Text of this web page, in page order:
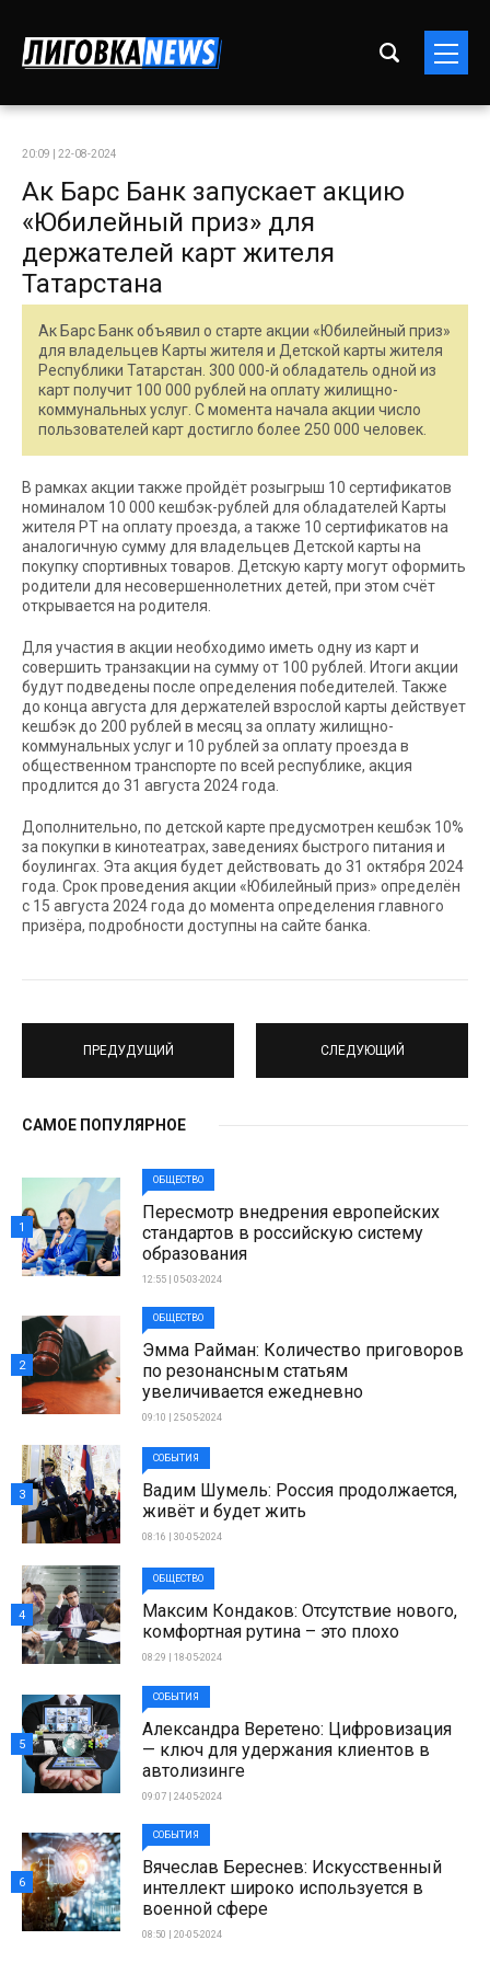
20:09 | 22-08-2024
Ак Барс Банк запускает акцию
«Юбилейный приз» для
держателей карт жителя
Татарстана
Ак Барс Банк объявил о старте акции «Юбилейный приз»
для владельцев Карты жителя и Детской карты жителя
Республики Татарстан. 300 000-й обладатель одной из
карт получит 100 000 рублей на оплату жилищно-
коммунальных услуг. С момента начала акции число
пользователей карт достигло более 250 000 человек.
В рамках акции также пройдёт розыгрыш 10 сертификатов
номиналом 10 000 кешбэк-рублей для обладателей Карты
жителя РТ на оплату проезда, а также 10 сертификатов на
аналогичную сумму для владельцев Детской карты на
покупку спортивных товаров. Детскую карту могут оформить
родители для несовершеннолетних детей, при этом счёт
открывается на родителя.
Для участия в акции необходимо иметь одну из карт и
совершить транзакции на сумму от 100 рублей. Итоги акции
будут подведены после определения победителей. Также
до конца августа для держателей взрослой карты действует
кешбэк до 200 рублей в месяц за оплату жилищно-
коммунальных услуг и 10 рублей за оплату проезда в
общественном транспорте по всей республике, акция
продлится до 31 августа 2024 года.
Дополнительно, по детской карте предусмотрен кешбэк 10%
за покупки в кинотеатрах, заведениях быстрого питания и
боулингах. Эта акция будет действовать до 31 октября 2024
года. Срок проведения акции «Юбилейный приз» определён
с 15 августа 2024 года до момента определения главного
призёра, подробности доступны на сайте банка.
ПРЕДУДУЩИЙ СЛЕДУЮЩИЙ
САМОЕ ПОПУЛЯРНОЕ
ОБЩЕСТВО
Пересмотр внедрения европейских
стандартов в российскую систему
образования
12:55 | 05-03-2024
1
ОБЩЕСТВО
Эмма Райман: Количество приговоров
по резонансным статьям
увеличивается ежедневно
09:10 | 25-05-2024
2
СОБЫТИЯ
Вадим Шумель: Россия продолжается,
живёт и будет жить
08:16 | 30-05-2024
3
ОБЩЕСТВО
Максим Кондаков: Отсутствие нового,
комфортная рутина – это плохо
08:29 | 18-05-2024
4
СОБЫТИЯ
Александра Веретено: Цифровизация
— ключ для удержания клиентов в
автолизинге
09:07 | 24-05-2024
5
СОБЫТИЯ
Вячеслав Береснев: Искусственный
интеллект широко используется в
военной сфере
08:50 | 20-05-2024
6